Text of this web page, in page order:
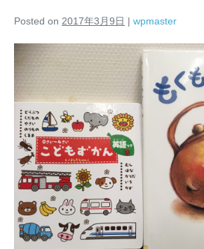
Posted on 2017年3月9日 | wpmaster